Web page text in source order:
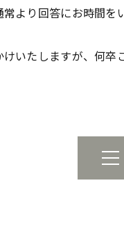
より回答にお時間を
いたしますが、何卒